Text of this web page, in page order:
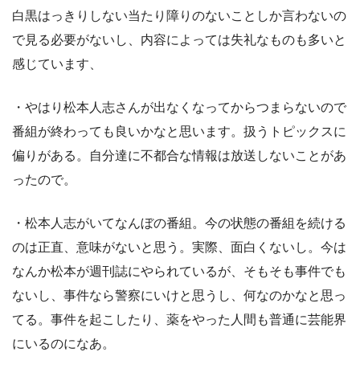
白黒はっきりしない当たり障りのないことしか言わないの
で見る必要がないし、内容によっては失礼なものも多いと
感じています、
・やはり松本人志さんが出なくなってからつまらないので
番組が終わっても良いかなと思います。扱うトピックスに
偏りがある。自分達に不都合な情報は放送しないことがあ
ったので。
・松本人志がいてなんぼの番組。今の状態の番組を続ける
のは正直、意味がないと思う。実際、面白くないし。今は
なんか松本が週刊誌にやられているが、そもそも事件でも
ないし、事件なら警察にいけと思うし、何なのかなと思っ
てる。事件を起こしたり、薬をやった人間も普通に芸能界
にいるのになあ。